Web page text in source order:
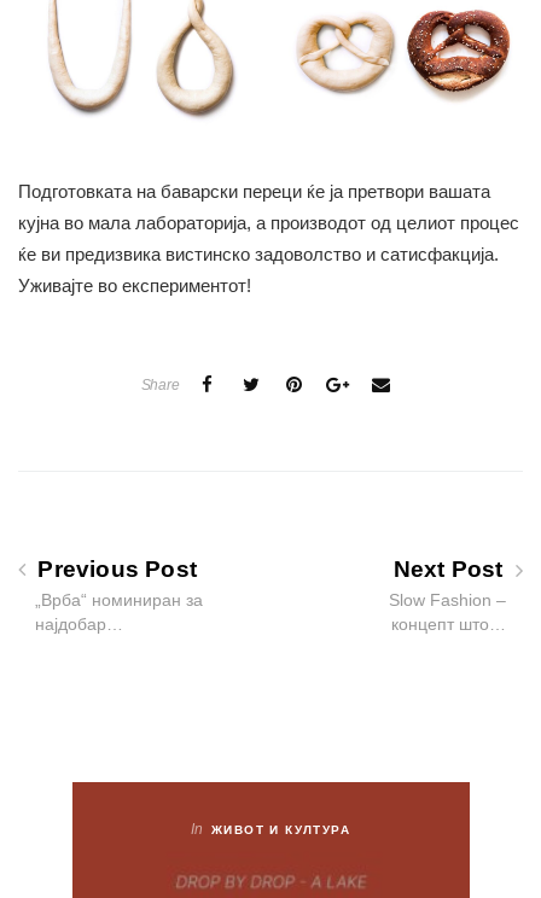
Подготовката на баварски переци ќе ја претвори вашата
кујна во мала лабораторија, а производот од целиот процес
ќе ви предизвика вистинско задоволство и сатисфакција.
Уживајте во експериментот!
Share
Previous Post
„Врба“ номиниран за
најдобар…
Next Post
Slow Fashion –
концепт што…
In ЖИВОТ И КУЛТУРА